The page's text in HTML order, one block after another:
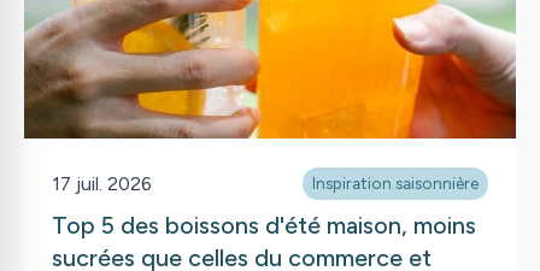
17 juil. 2026 Inspiration saisonnière
Top 5 des boissons d'été maison, moins
sucrées que celles du commerce et